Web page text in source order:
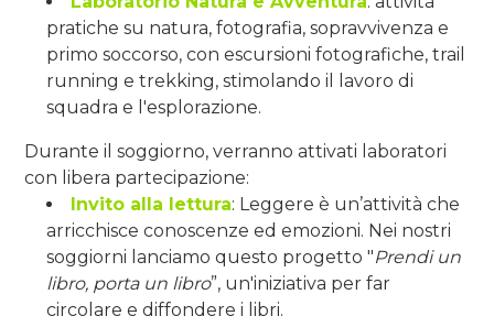
pratiche su natura, fotografia, sopravvivenza e
primo soccorso, con escursioni fotografiche, trail
running e trekking, stimolando il lavoro di
squadra e l'esplorazione.
Durante il soggiorno, verranno attivati laboratori
con libera partecipazione:
Invito alla lettura: Leggere è un’attività che
arricchisce conoscenze ed emozioni. Nei nostri
soggiorni lanciamo questo progetto "Prendi un
libro, porta un libro”, un'iniziativa per far
circolare e diffondere i libri.